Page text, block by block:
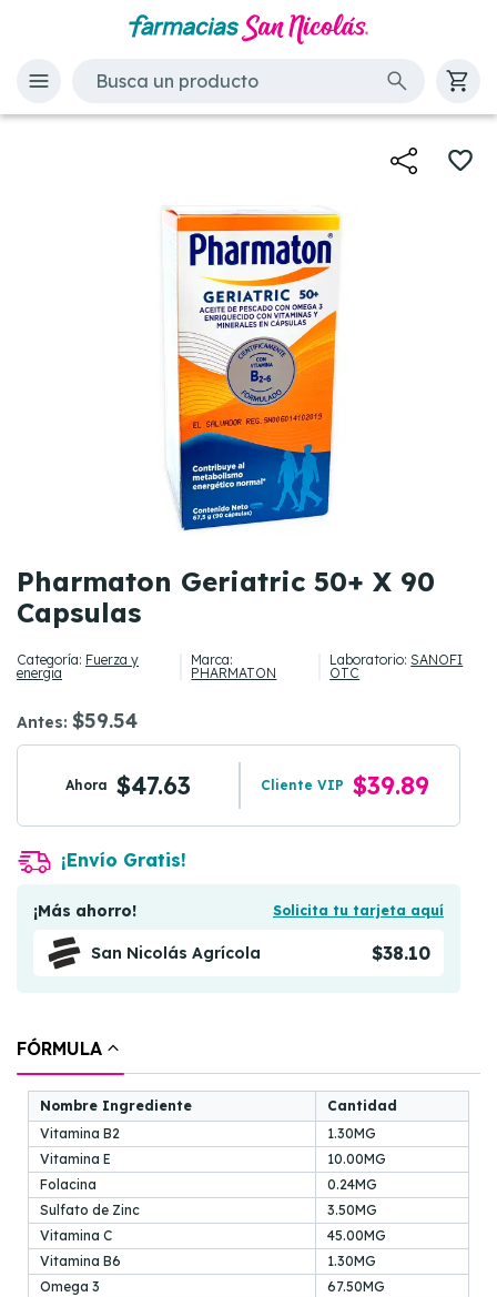
Pharmaton Geriatric 50+ X 90
Capsulas
Categoría: Fuerza y
energia
Marca:
PHARMATON
Laboratorio:SANOFI
OTC
Antes: $59.54
Ahora $47.63 Cliente VIP $39.89
¡Envío Gratis!
¡Más ahorro! Solicita tu tarjeta aquí
San Nicolás Agrícola $38.10
FÓRMULA
Nombre Ingrediente
Cantidad
Vitamina B2
1.30MG
Vitamina E
10.00MG
Folacina
0.24MG
Sulfato de Zinc
3.50MG
Vitamina C
45.00MG
Vitamina B6
1.30MG
Omega 3
67.50MG